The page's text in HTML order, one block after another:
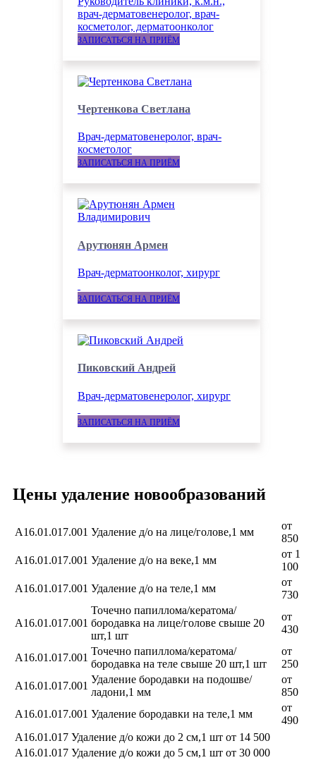
врач-дерматовенеролог, врач-
косметолог, дерматоонколог
ЗАПИСАТЬСЯ НА ПРИЁМ
Чертенкова Светлана
Врач-дерматовенеролог, врач-
косметолог
ЗАПИСАТЬСЯ НА ПРИЁМ
Арутюнян Армен
Врач-дерматоонколог, хирург
ЗАПИСАТЬСЯ НА ПРИЁМ
Пиковский Андрей
Врач-дерматовенеролог, хирург
ЗАПИСАТЬСЯ НА ПРИЁМ
Цены удаление новообразований
А16.01.017.001 Удаление д/о на лице/голове,1 мм
от
850
А16.01.017.001 Удаление д/о на веке,1 мм
от 1
100
А16.01.017.001 Удаление д/о на теле,1 мм
от
730
А16.01.017.001
Точечно папиллома/кератома/
бородавка на лице/голове свыше 20
шт,1 шт
от
430
А16.01.017.001
Точечно папиллома/кератома/
бородавка на теле свыше 20 шт,1 шт
от
250
А16.01.017.001
Удаление бородавки на подошве/
ладони,1 мм
от
850
А16.01.017.001 Удаление бородавки на теле,1 мм
от
490
А16.01.017 Удаление д/о кожи до 2 см,1 шт от 14 500
А16.01.017 Удаление д/о кожи до 5 см,1 шт от 30 000